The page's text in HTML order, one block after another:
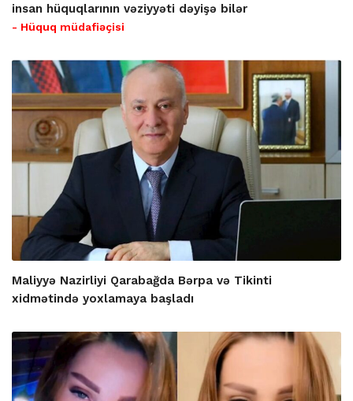
insan hüquqlarının vəziyyəti dəyişə bilər
- Hüquq müdafiəçisi
Maliyyə Nazirliyi Qarabağda Bərpa və Tikinti
xidmətində yoxlamaya başladı